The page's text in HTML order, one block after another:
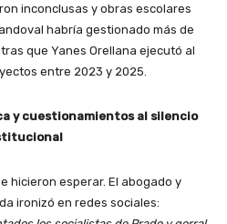
inconclusas y obras escolares
habría gestionado más de
que Yanes Orellana ejecutó al
entre 2023 y 2025.
y cuestionamientos al silencio
hicieron esperar. El abogado y
ironizó en redes sociales: